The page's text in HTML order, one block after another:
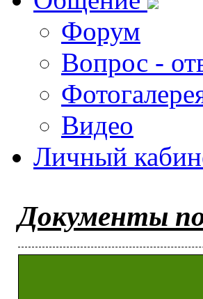
Форум
Вопрос -
Видео
Личный
Документы